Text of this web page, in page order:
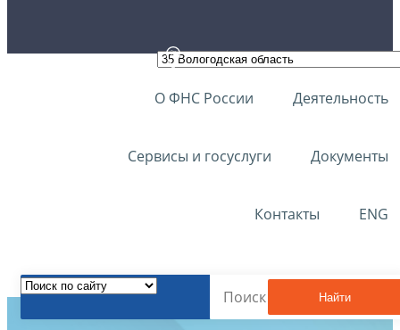
О ФНС России Деятельность
Сервисы и госуслуги Документы
Контакты ENG
Найти